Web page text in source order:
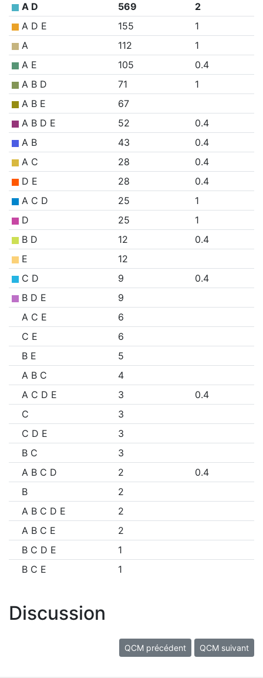
A D
569
2
A D E
155
1
A
112
1
A E
105
0.4
A B D
71
1
A B E
67
A B D E
52
0.4
A B
43
0.4
A C
28
0.4
D E
28
0.4
A C D
25
1
D
25
1
B D
12
0.4
E
12
C D
9
0.4
B D E
9
A C E
6
C E
6
B E
5
A B C
4
A C D E
3
0.4
C
3
C D E
3
B C
3
A B C D
2
0.4
B
2
A B C D E
2
A B C E
2
B C D E
1
B C E
1
Discussion
QCM précédent QCM suivant